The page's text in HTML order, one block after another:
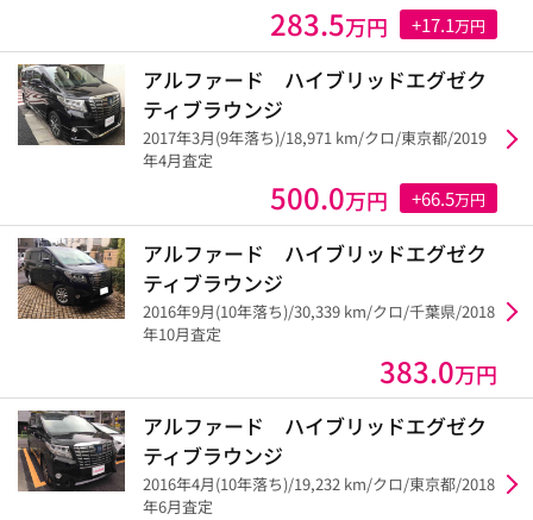
283.5万円 +17.1万円
アルファード ハイブリッドエグゼク
ティブラウンジ
2017年3月(9年落ち)/18,971 km/クロ/東京都/2019
年4月査定
500.0万円 +66.5万円
アルファード ハイブリッドエグゼク
ティブラウンジ
2016年9月(10年落ち)/30,339 km/クロ/千葉県/2018
年10月査定
383.0万円
アルファード ハイブリッドエグゼク
ティブラウンジ
2016年4月(10年落ち)/19,232 km/クロ/東京都/2018
年6月査定